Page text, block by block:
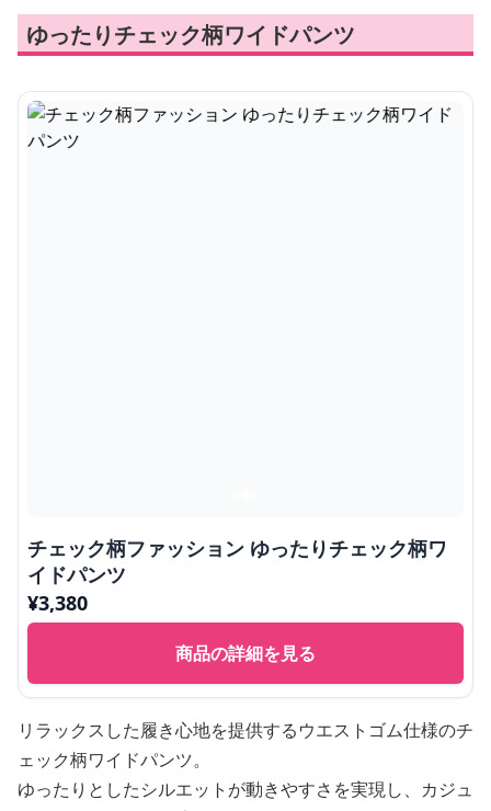
ゆったりチェック柄ワイドパンツ
チェック柄ファッション ゆったりチェック柄ワ
イドパンツ
¥3,380
商品の詳細を見る
リラックスした履き心地を提供するウエストゴム仕様のチ
ェック柄ワイドパンツ。
ゆったりとしたシルエットが動きやすさを実現し、カジュ